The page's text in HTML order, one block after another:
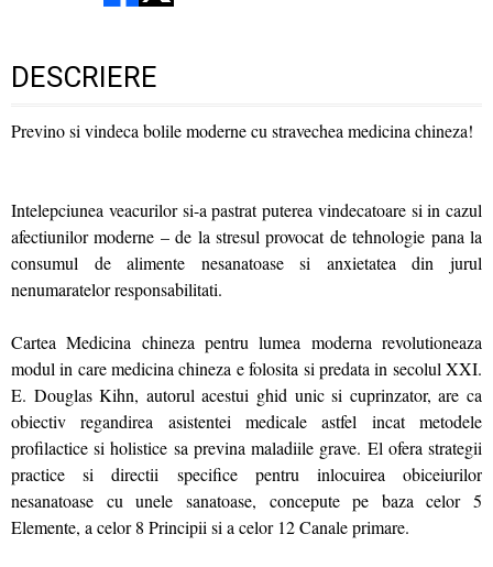
DESCRIERE
Previno si vindeca bolile moderne cu stravechea medicina chineza!
Intelepciunea veacurilor si-a pastrat puterea vindecatoare si in cazul
afectiunilor moderne – de la stresul provocat de tehnologie pana la
consumul de alimente nesanatoase si anxietatea din jurul
nenumaratelor responsabilitati.
Cartea Medicina chineza pentru lumea moderna revolutioneaza
modul in care medicina chineza e folosita si predata in secolul XXI.
E. Douglas Kihn, autorul acestui ghid unic si cuprinzator, are ca
obiectiv regandirea asistentei medicale astfel incat metodele
profilactice si holistice sa previna maladiile grave. El ofera strategii
practice si directii specifice pentru inlocuirea obiceiurilor
nesanatoase cu unele sanatoase, concepute pe baza celor 5
Elemente, a celor 8 Principii si a celor 12 Canale primare.